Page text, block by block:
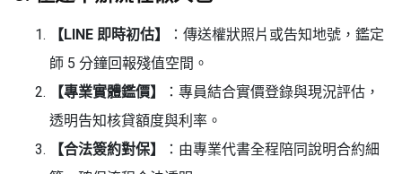
【LINE 即時初估】
：傳送權狀照片或告知地號，鑑定
師 5 分鐘回報殘值空間。
【專業實體鑑價】
：專員結合實價登錄與現況評估，
透明告知核貸額度與利率。
【合法簽約對保】
：由專業代書全程陪同說明合約細